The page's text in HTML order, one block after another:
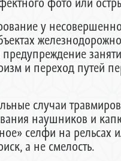
у
и переход путей
случаи
наушников и
селфи на рельсах
а не смелость.